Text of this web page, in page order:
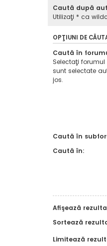
Caută după
Utilizaţi * ca
OPŢIUNI DE
Caută în
Selectaţi
sunt selectate
jos.
Caută în
Caută în:
Afişează
Sortează
Limitează